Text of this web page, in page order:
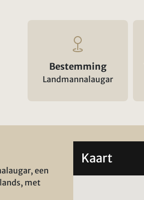
Bestemming
Landmannalaugar
een
met
Kaart